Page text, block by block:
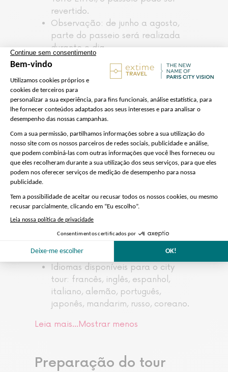
revertido.
Observação: de junho a agosto,
parte do passeio será realizada
durante o dia.
Lembre-se de trazer seus fones de
ouvido para ouvir os comentários
do passeio. Para descarregar a
aplicação que lhe dá acesso ao
comentário áudio, utilize o código
QR fornecido pela nossa equipa.
Observe que, embora você tenha
acesso reservado para entrar na
Torre Eiffel, pode haver atrasos no
posto de controle de segurança.
andar da Torre Eiffel não é
acessível a visitantes com
mobilidade reduzida ou
determinadas condições de saúde,
devido à falta de acesso por
escadas em caso de emergência.
Idiomas disponíveis para o city
tour: francês, inglês, espanhol,
italiano, alemão, português,
japonês, mandarim, russo, coreano.
Leia mais…Mostrar menos
Preparação do tour